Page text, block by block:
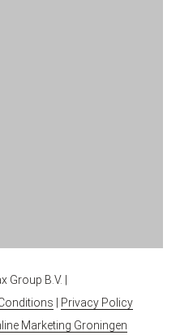
Group B.V. |
Privacy Policy
Marketing Groningen